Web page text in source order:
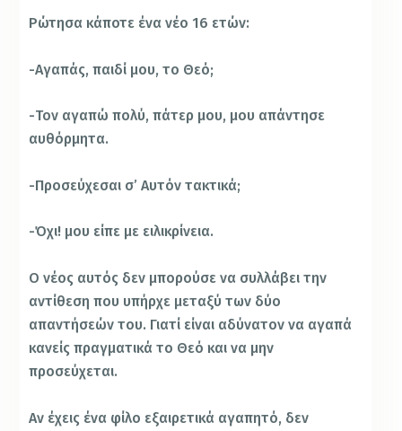
Ρώτησα κάποτε ένα νέο 16 ετών:
-Αγαπάς, παιδί μου, το Θεό;
-Τον αγαπώ πολύ, πάτερ μου, μου απάντησε
αυθόρμητα.
-Προσεύχεσαι σ’ Αυτόν τακτικά;
-Όχι! μου είπε με ειλικρίνεια.
Ο νέος αυτός δεν μπορούσε να συλλάβει την
αντίθεση που υπήρχε μεταξύ των δύο
απαντήσεών του. Γιατί είναι αδύνατον να αγαπά
κανείς πραγματικά το Θεό και να μην
προσεύχεται.
Αν έχεις ένα φίλο εξαιρετικά αγαπητό, δεν